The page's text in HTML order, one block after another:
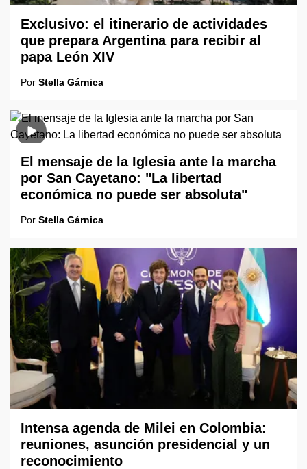
Exclusivo: el itinerario de actividades
que prepara Argentina para recibir al
papa León XIV
Por Stella Gárnica
El mensaje de la Iglesia ante la marcha
por San Cayetano: "La libertad
económica no puede ser absoluta"
Por Stella Gárnica
Intensa agenda de Milei en Colombia:
reuniones, asunción presidencial y un
reconocimiento